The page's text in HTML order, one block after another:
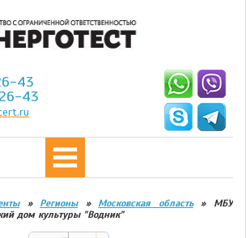
43
43
» Регионы» Московская область» МБУ
дом культуры "Водник"